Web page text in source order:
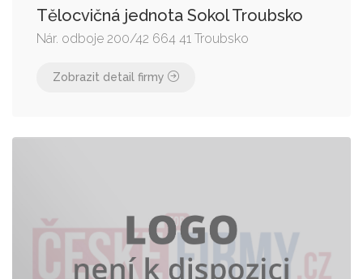
Tělocvičná jednota Sokol Troubsko
Nár. odboje 200/42 664 41 Troubsko
Zobrazit detail firmy